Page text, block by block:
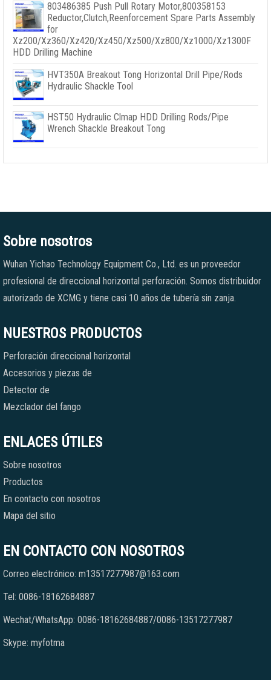
803486385 Push Pull Rotary Motor,800358153
Reductor,Clutch, Reenforcement Spare Parts Assembly
for
Xz200/Xz360/Xz420/Xz450/Xz500/Xz800/Xz1000/Xz1300F
HDD Drilling Machine
HVT350A Breakout Tong Horizontal Drill Pipe/Rods
Hydraulic Shackle Tool
HST50 Hydraulic Clmap HDD Drilling Rods/Pipe
Wrench Shackle Breakout Tong
Sobre nosotros
Wuhan Yichao Technology Equipment Co., Ltd. es un proveedor
profesional de direccional horizontal perforación. Somos distribuidor
autorizado de XCMG y tiene casi 10 años de tubería sin zanja.
NUESTROS PRODUCTOS
Perforación direccional horizontal
Accesorios y piezas de
Detector de
Mezclador del fango
ENLACES ÚTILES
Sobre nosotros
Productos
En contacto con nosotros
Mapa del sitio
EN CONTACTO CON NOSOTROS
Correo electrónico: m13517277987@163.com
Tel: 0086-18162684887
Wechat/WhatsApp: 0086-18162684887/0086-13517277987
Skype: myfotma